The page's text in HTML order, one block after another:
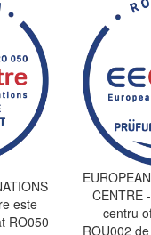
este
RO050
CENTRE
centru
ROU002 de